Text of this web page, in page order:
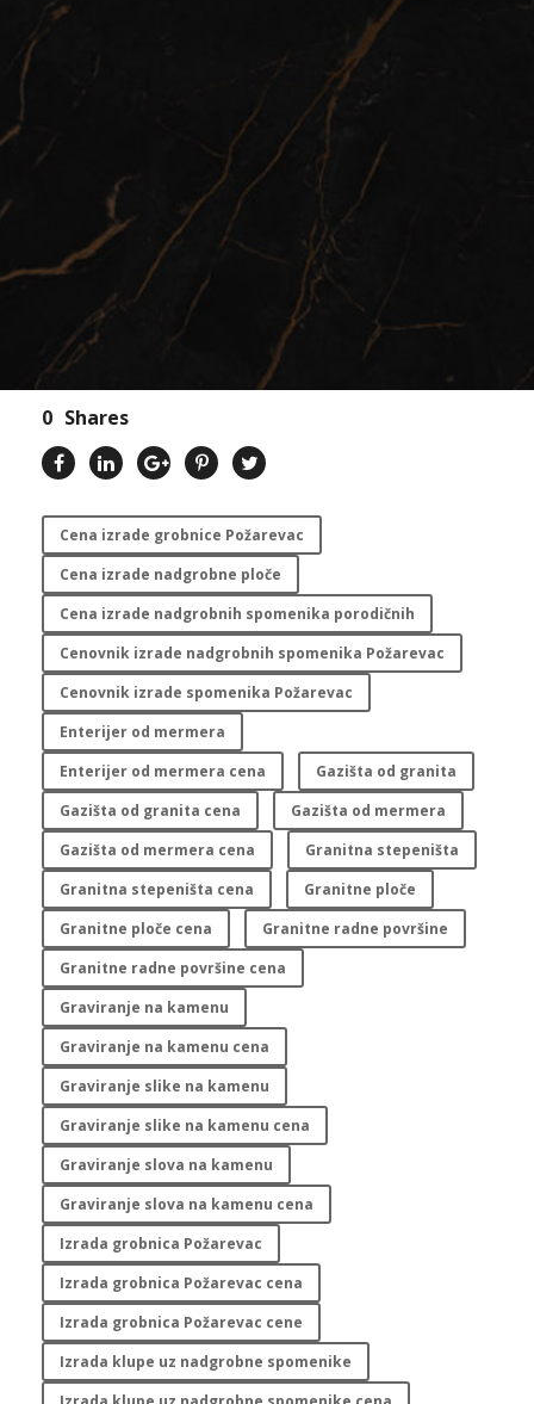
POZOVITE NAS ODMAH // +381 64 29 13 165
Za korisnike mobilnih telefona / Kliknite na dugme
0 Shares
Cena izrade grobnice Požarevac
Cena izrade nadgrobne ploče
Cena izrade nadgrobnih spomenika porodičnih
Cenovnik izrade nadgrobnih spomenika Požarevac
Cenovnik izrade spomenika Požarevac
Enterijer od mermera
Enterijer od mermera cena
Gazišta od granita
Gazišta od granita cena
Gazišta od mermera
Gazišta od mermera cena
Granitna stepeništa
Granitna stepeništa cena
Granitne ploče
Granitne ploče cena
Granitne radne površine
Granitne radne površine cena
Graviranje na kamenu
Graviranje na kamenu cena
Graviranje slike na kamenu
Graviranje slike na kamenu cena
Graviranje slova na kamenu
Graviranje slova na kamenu cena
Izrada grobnica Požarevac
Izrada grobnica Požarevac cena
Izrada grobnica Požarevac cene
Izrada klupe uz nadgrobne spomenike